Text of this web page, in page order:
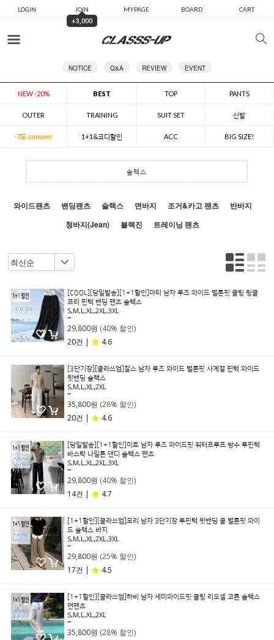
LOGIN JOIN MYPAGE BOARD CART
+3,000
NOTICE Q&A REVIEW EVENT
NEW -20% BEST TOP PANTS
OUTER TRAINING SUIT SET 신발
-7도 summer 1+1&코디할인 ACC BIG SIZE!
슬랙스
와이드팬츠 밴딩팬츠 슬랙스 면바지 조거&카고 팬츠
반바지
청바지(Jean)
블랙진 트레이닝 팬츠
[COOL][당일발송][1+1할인]마티 남자 루즈 와이드 벌룬핏 쿨링 링클
프리 핀턱 밴딩 팬츠 슬랙스
S,M,L,XL,2XL,3XL
29,800원 (40% 할인)
20건 |
4.6
[3단기장][클라쓰업]찰스 남자 루즈 와이드 벌룬핏 사계절 핀턱 와이드
뒷밴딩 슬랙스
S,M,L,XL,2XL
35,800원 (28% 할인)
20건 |
4.6
[당일발송][1+1할인]이트 남자 루즈 와이드핏 워터프루프 방수 투핀턱
바스락 나일론 댄디 슬랙스 팬츠
S,M,L,XL,2XL,3XL
29,800원 (40% 할인)
14건 |
4.7
[1+1할인][클라쓰업]모리 남자 3단기장 투핀턱 뒷밴딩 쿨 벌룬핏 와이
드 슬랙스 바지
S,M,L,XL,2XL,3XL
29,800원 (25% 할인)
17건 |
4.5
[1+1할인][클라쓰업]하비 남자 세미와이드핏 쿨링 리오셀 코튼 슬랙스
면팬츠
S,M,L,XL,2XL
35,800원 (28% 할인)